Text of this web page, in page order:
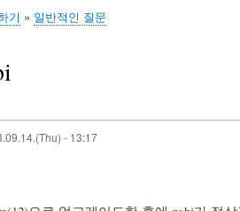
기 일반적인 질문
- 13:17